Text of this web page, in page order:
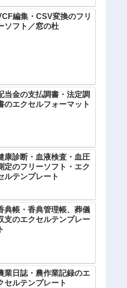
編集・CSV変換のフリ
ソフト／窓の杜
当金の支払調書・法定調
のエクセルフォーマット
康診断・血液検査・血圧
定のフリーソフト・エク
ルテンプレート
典帳・香典管理帳、葬儀
支のエクセルテンプレー
ト
業日誌・農作業記録のエ
セルテンプレート